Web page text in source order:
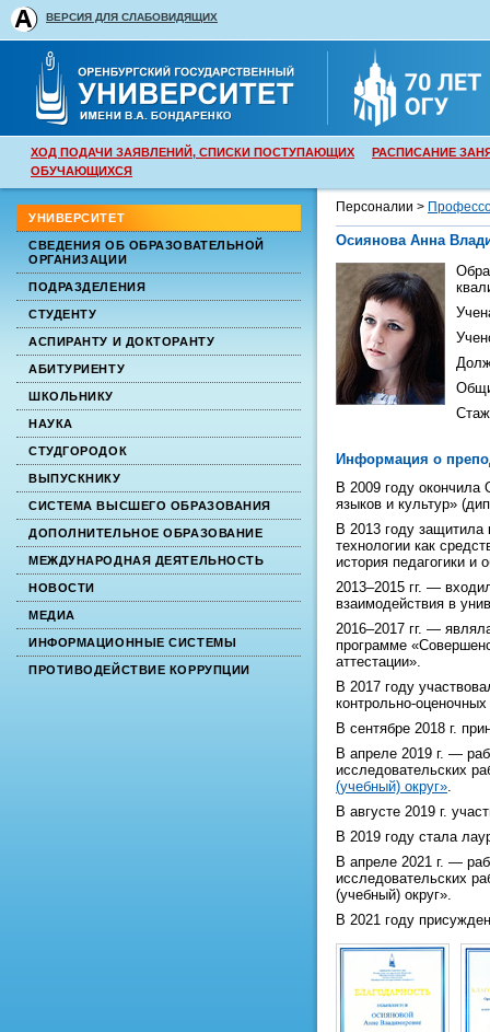
ВЕРСИЯ ДЛЯ СЛАБОВИДЯЩИХ
ХОД ПОДАЧИ ЗАЯВЛЕНИЙ, СПИСКИ ПОСТУПАЮЩИХ
РАСПИСАНИЕ
ОБУЧАЮЩИХСЯ
УНИВЕРСИТЕТ
СВЕДЕНИЯ ОБ ОБРАЗОВАТЕЛЬНОЙ
ОРГАНИЗАЦИИ
ПОДРАЗДЕЛЕНИЯ
СТУДЕНТУ
АСПИРАНТУ И ДОКТОРАНТУ
АБИТУРИЕНТУ
ШКОЛЬНИКУ
НАУКА
СТУДГОРОДОК
ВЫПУСКНИКУ
СИСТЕМА ВЫСШЕГО ОБРАЗОВАНИЯ
ДОПОЛНИТЕЛЬНОЕ ОБРАЗОВАНИЕ
МЕЖДУНАРОДНАЯ ДЕЯТЕЛЬНОСТЬ
НОВОСТИ
МЕДИА
ИНФОРМАЦИОННЫЕ СИСТЕМЫ
ПРОТИВОДЕЙСТВИЕ КОРРУПЦИИ
Персоналии >
Осиянова Анна
Информация о
В 2009 году окончила
языков и культур»
В 2013 году защитила
технологии как
история педагогики
2013–2015 гг. —
взаимодействия в
2016–2017 гг. —
программе
аттестации».
В 2017 году
контрольно-
В сентябре 2018 г.
В апреле 2019 г. —
исследовательских
(учебный) округ»
В августе 2019 г.
В 2019 году стала
В апреле 2021 г. —
исследовательских
(учебный) округ».
В 2021 году